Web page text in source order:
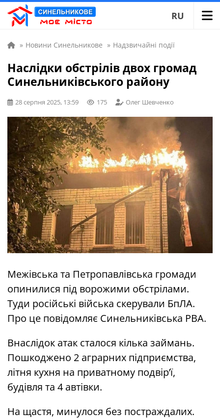
RU
» Новини Синельникове » Надзвичайні події
Наслідки обстрілів двох громад
Синельниківського району
28 серпня 2025, 13:59 175 Олег Шевченко
Межівська та Петропавлівська громади
опинилися під ворожими обстрілами.
Туди російські війська скерували БпЛА.
Про це повідомляє Синельниківська РВА.
Внаслідок атак сталося кілька займань.
Пошкоджено 2 аграрних підприємства,
літня кухня на приватному подвір’ї,
будівля та 4 автівки.
На щастя, минулося без постраждалих.